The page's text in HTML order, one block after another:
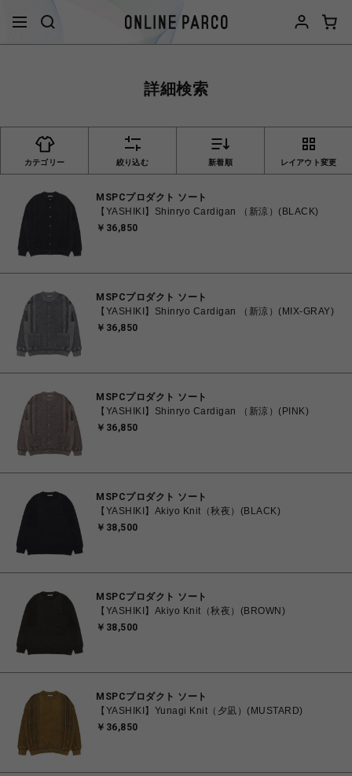
詳細検索
カテゴリー 絞り込む 新着順 レイアウト変更
MSPCプロダクト ソート
【YASHIKI】Shinryo Cardigan （新涼）(BLACK)
￥36,850
MSPCプロダクト ソート
【YASHIKI】Shinryo Cardigan （新涼）(MIX-GRAY)
￥36,850
MSPCプロダクト ソート
【YASHIKI】Shinryo Cardigan （新涼）(PINK)
￥36,850
MSPCプロダクト ソート
【YASHIKI】Akiyo Knit（秋夜）(BLACK)
￥38,500
MSPCプロダクト ソート
【YASHIKI】Akiyo Knit（秋夜）(BROWN)
￥38,500
MSPCプロダクト ソート
【YASHIKI】Yunagi Knit（夕凪）(MUSTARD)
￥36,850